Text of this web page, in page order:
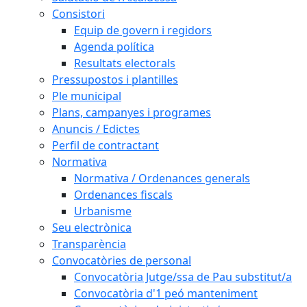
Consistori
Equip de govern i regidors
Agenda política
Resultats electorals
Pressupostos i plantilles
Ple municipal
Plans, campanyes i programes
Anuncis / Edictes
Perfil de contractant
Normativa
Normativa / Ordenances generals
Ordenances fiscals
Urbanisme
Seu electrònica
Transparència
Convocatòries de personal
Convocatòria Jutge/ssa de Pau substitut/a
Convocatòria d'1 peó manteniment